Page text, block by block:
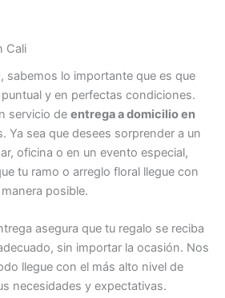
Cali
, sabemos lo importante que es que
y en perfectas condiciones.
servicio de entrega a domicilio en
Ya sea que desees sorprender a un
oficina o en un evento especial,
tu ramo o arreglo floral llegue con
posible.
asegura que tu regalo se reciba
sin importar la ocasión. Nos
llegue con el más alto nivel de
necesidades y expectativas.